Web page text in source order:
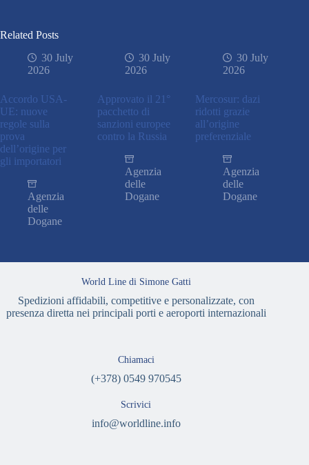
Related Posts
30 July
2026
Accordo USA-
UE: nuove
regole sulla
prova
dell’origine per
gli importatori
Agenzia
delle
Dogane
30 July
2026
Approvato il 21°
pacchetto di
sanzioni europee
contro la Russia
Agenzia
delle
Dogane
30 July
2026
Mercosur: dazi
ridotti grazie
all’origine
preferenziale
Agenzia
delle
Dogane
World Line di Simone Gatti
Spedizioni affidabili, competitive e personalizzate, con
presenza diretta nei principali porti e aeroporti internazionali
Chiamaci
(+378) 0549 970545
Scrivici
info@worldline.info